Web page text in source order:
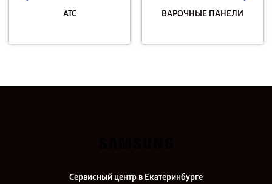
АТС ВАРОЧНЫЕ ПАНЕЛИ
Сервисный центр в Екатеринбурге